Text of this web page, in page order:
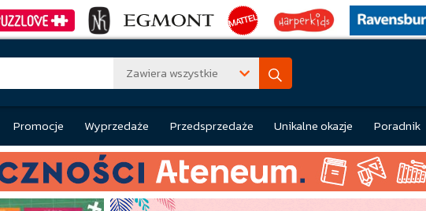
Zawiera wszystkie
Promocje Wyprzedaże Przedsprzedaże Unikalne okazje Poradnik